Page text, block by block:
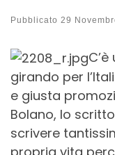
Pubblicato 29
girando per
e giusta
Bolano, lo
scrivere